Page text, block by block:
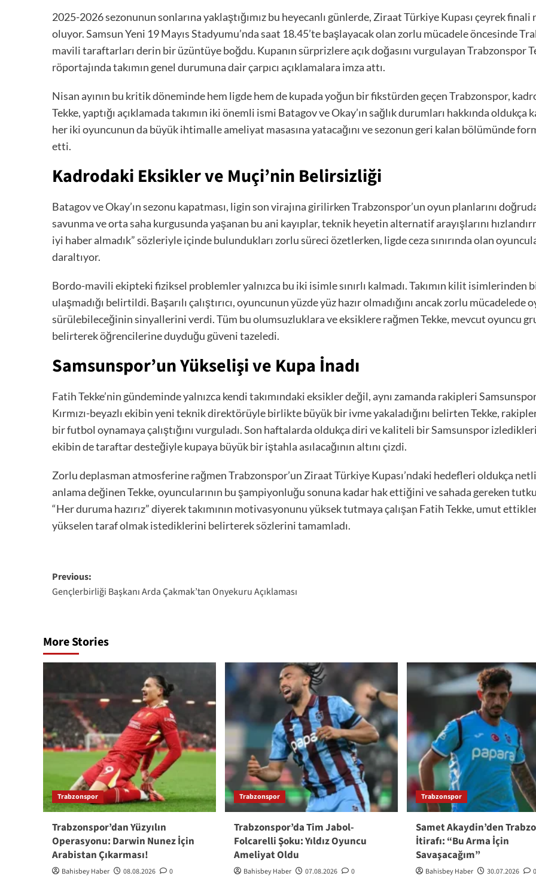
2025-2026 sezonunun sonlarına yaklaştığımız bu heyecanlı günlerde, Ziraat Türkiye Kupası çeyrek
oluyor. Samsun Yeni 19 Mayıs Stadyumu’nda saat 18.45’te başlayacak olan zorlu mücadele öncesinde
mavili taraftarları derin bir üzüntüye boğdu. Kupanın sürprizlere açık doğasını vurgulayan Trabzonspor
röportajında takımın genel durumuna dair çarpıcı açıklamalara imza attı.
Nisan ayının bu kritik döneminde hem ligde hem de kupada yoğun bir fikstürden geçen Trabzonspor,
Tekke, yaptığı açıklamada takımın iki önemli ismi Batagov ve Okay’ın sağlık durumları hakkında
her iki oyuncunun da büyük ihtimalle ameliyat masasına yatacağını ve sezonun geri kalan bölümünde
etti.
Kadrodaki Eksikler ve Muçi’nin Belirsizliği
Batagov ve Okay’ın sezonu kapatması, ligin son virajına girilirken Trabzonspor’un oyun planlarını
savunma ve orta saha kurgusunda yaşanan bu ani kayıplar, teknik heyetin alternatif arayışlarını
iyi haber almadık” sözleriyle içinde bulundukları zorlu süreci özetlerken, ligde ceza sınırında olan
daraltıyor.
Bordo-mavili ekipteki fiziksel problemler yalnızca bu iki isimle sınırlı kalmadı. Takımın kilit isimlerinden
ulaşmadığı belirtildi. Başarılı çalıştırıcı, oyuncunun yüzde yüz hazır olmadığını ancak zorlu
sürülebileceğinin sinyallerini verdi. Tüm bu olumsuzluklara ve eksiklere rağmen Tekke, mevcut oyuncu
belirterek öğrencilerine duyduğu güveni tazeledi.
Samsunspor’un Yükselişi ve Kupa İnadı
Fatih Tekke’nin gündeminde yalnızca kendi takımındaki eksikler değil, aynı zamanda rakipleri
Kırmızı-beyazlı ekibin yeni teknik direktörüyle birlikte büyük bir ivme yakaladığını belirten Tekke,
bir futbol oynamaya çalıştığını vurguladı. Son haftalarda oldukça diri ve kaliteli bir Samsunspor
ekibin de taraftar desteğiyle kupaya büyük bir iştahla asılacağının altını çizdi.
Zorlu deplasman atmosferine rağmen Trabzonspor’un Ziraat Türkiye Kupası’ndaki hedefleri oldukça
anlama değinen Tekke, oyuncularının bu şampiyonluğu sonuna kadar hak ettiğini ve sahada gereken
“Her duruma hazırız” diyerek takımının motivasyonunu yüksek tutmaya çalışan Fatih Tekke, umut
yükselen taraf olmak istediklerini belirterek sözlerini tamamladı.
Post
navigation
Previous:
Gençlerbirliği Başkanı Arda Çakmak’tan Onyekuru Açıklaması
More Stories
Trabzonspor
Trabzonspor’dan Yüzyılın
Operasyonu: Darwin Nunez İçin
Arabistan Çıkarması!
Bahisbey Haber 08.08.2026 0
Trabzonspor
Trabzonspor’da Tim Jabol-
Folcarelli Şoku: Yıldız Oyuncu
Ameliyat Oldu
Bahisbey Haber 07.08.2026 0
Trabzonspor
Samet Akaydin’den
İtirafı: “Bu Arma İçin
Savaşacağım”
Bahisbey Haber 30.07.2026 0